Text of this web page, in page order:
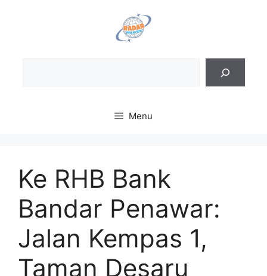
Menu
Ke RHB Bank
Bandar Penawar:
Jalan Kempas 1,
Taman Desaru